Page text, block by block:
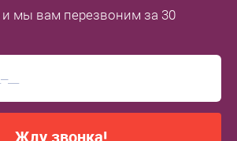
и мы вам перезвоним за 30